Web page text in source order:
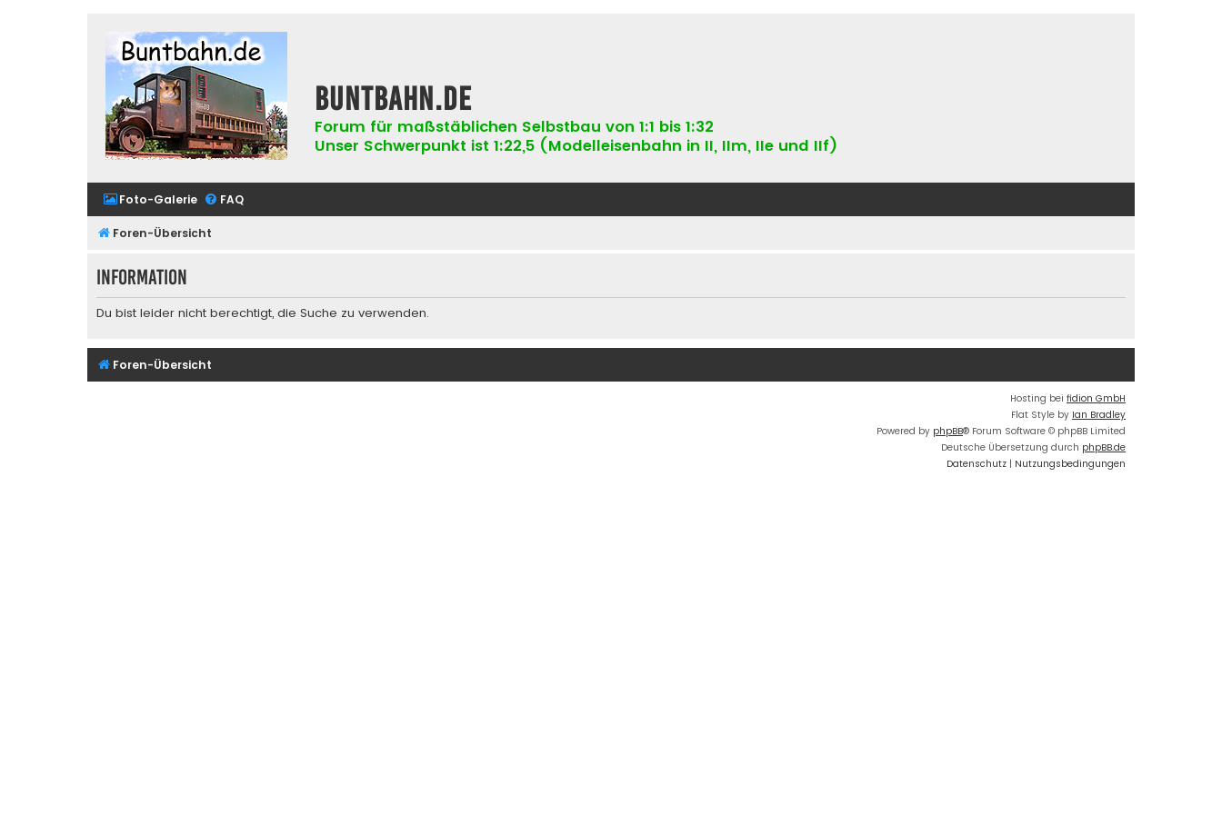
buntbahn.de
Forum für maßstäblichen Selbstbau von 1:1 bis 1:32
Unser Schwerpunkt ist 1:22,5 (Modelleisenbahn in II, IIm, IIe und IIf)
Foto-Galerie FAQ
Foren-Übersicht
Information
Du bist leider nicht berechtigt, die Suche zu verwenden.
Foren-Übersicht
Hosting bei fidion GmbH
Flat Style by Ian Bradley
Powered by phpBB® Forum Software © phpBB Limited
Deutsche Übersetzung durch phpBB.de
Datenschutz | Nutzungsbedingungen